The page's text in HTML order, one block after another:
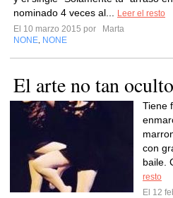
nominado 4 veces al...
Leer el resto
El 10 marzo 2015 por
Marta
NONE NONE
El arte no tan
Tiene
con
baile.
resto
El 12